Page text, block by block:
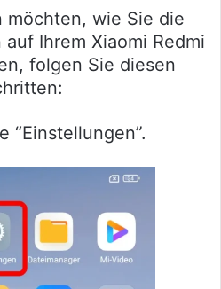
möchten, wie Sie die
Ihrem Xiaomi Redmi
folgen Sie diesen
“Einstellungen”.